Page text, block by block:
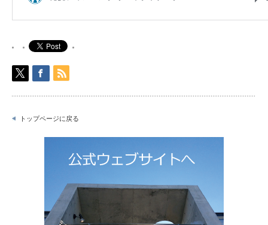
トップページに戻る